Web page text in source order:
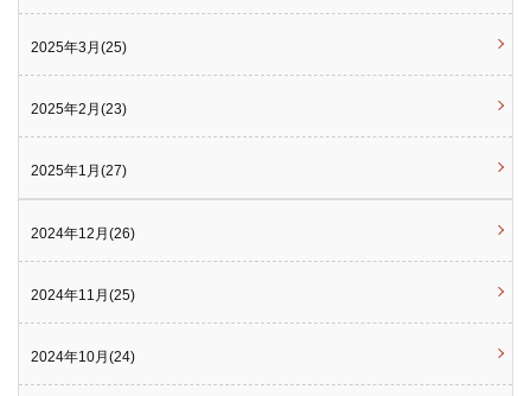
2025年3月(25)
2025年2月(23)
2025年1月(27)
2024年12月(26)
2024年11月(25)
2024年10月(24)